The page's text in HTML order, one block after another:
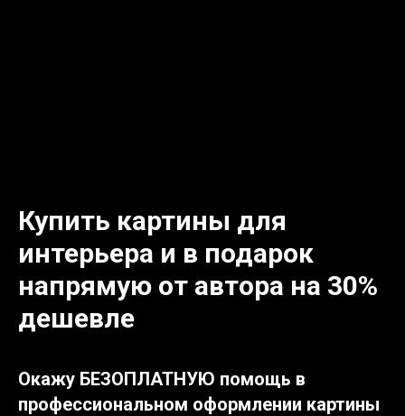
Купить картины для
интерьера и в подарок
напрямую от автора на 30%
дешевле
Окажу БЕЗОПЛАТНУЮ помощь в
профессиональном оформлении картины